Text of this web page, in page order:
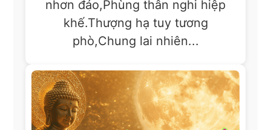
nhơn đáo,Phùng thân nghi hiệp
khế.Thượng hạ tuy tương
phò,Chung lai nhiên...